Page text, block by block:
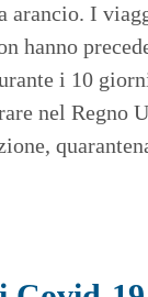
arancio. I
hanno
i 10
nel Regno